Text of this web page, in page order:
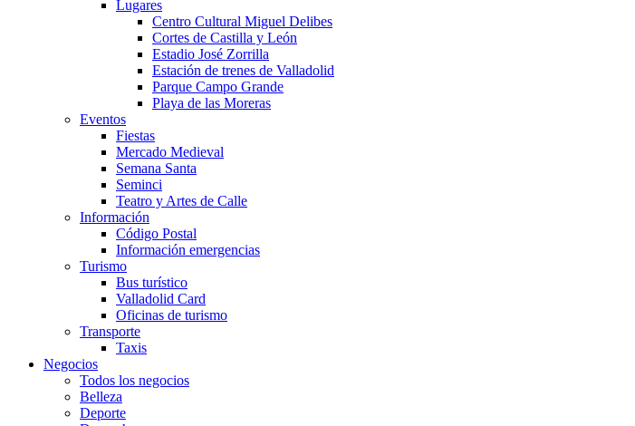
Lugares
Centro Cultural Miguel Delibes
Cortes de Castilla y León
Estadio José Zorrilla
Estación de trenes de Valladolid
Parque Campo Grande
Playa de las Moreras
Eventos
Fiestas
Mercado Medieval
Semana Santa
Seminci
Teatro y Artes de Calle
Información
Código Postal
Información emergencias
Turismo
Bus turístico
Valladolid Card
Oficinas de turismo
Transporte
Taxis
Negocios
Todos los negocios
Belleza
Deporte